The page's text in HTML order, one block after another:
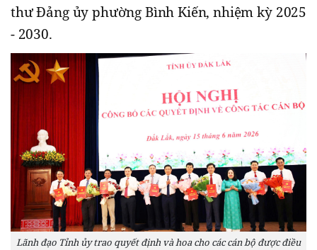
thư Đảng ủy phường Bình Kiến, nhiệm kỳ 2025
- 2030.
Lãnh đạo Tỉnh ủy trao quyết định và hoa cho các cán bộ được điều